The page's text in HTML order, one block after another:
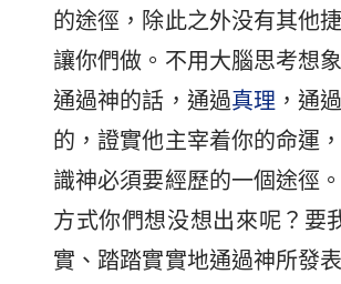
的途徑，除此之外没有其他
讓你們做。不用大腦思考想
通過神的話，通過真理 ，通
的，證實他主宰着你的命運
識神必須要經歷的一個途徑
方式你們想没想出來呢？要
實、踏踏實實地通過神所發